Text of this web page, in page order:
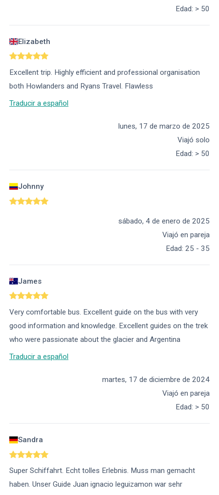
Edad: > 50
Elizabeth
Excellent trip. Highly efficient and professional organisation
both Howlanders and Ryans Travel. Flawless
Traducir a español
lunes, 17 de marzo de 2025
Viajó solo
Edad: > 50
Johnny
sábado, 4 de enero de 2025
Viajó en pareja
Edad: 25 - 35
James
Very comfortable bus. Excellent guide on the bus with very
good information and knowledge. Excellent guides on the trek
who were passionate about the glacier and Argentina
Traducir a español
martes, 17 de diciembre de 2024
Viajó en pareja
Edad: > 50
Sandra
Super Schiffahrt. Echt tolles Erlebnis. Muss man gemacht
haben. Unser Guide Juan ignacio leguizamon war sehr